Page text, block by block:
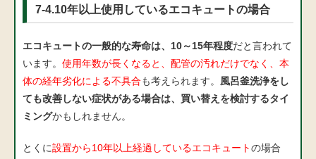
7-4.10年以上使用しているエコキュートの場合
エコキュートの一般的な寿命は、10～15年程度だと言われて
います。 使用年数が長くなると、配管の汚れだけでなく、本
体の経年劣化による不具合も考えられます。 風呂釜洗浄をし
ても改善しない症状がある場合は、買い替えを検討するタイ
ミングかもしれません。
とくに設置から10年以上経過しているエコキュートの場合